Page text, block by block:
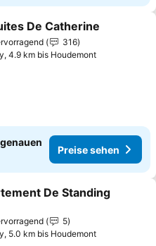
Favoriten hinzufügen
De Catherine
316
4.9 km bis Houdemont
Preise sehen
Favoriten hinzufügen
De Standing
5
5.0 km bis Houdemont